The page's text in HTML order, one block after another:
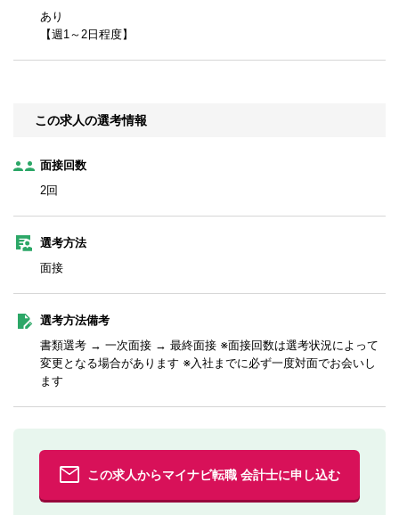
あり
【週1～2日程度】
この求人の選考情報
面接回数
2回
選考方法
面接
選考方法備考
書類選考 → 一次面接 → 最終面接 ※面接回数は選考状況によって
変更となる場合があります ※入社までに必ず一度対面でお会いし
ます
この求人からマイナビ転職 会計士に申し込む